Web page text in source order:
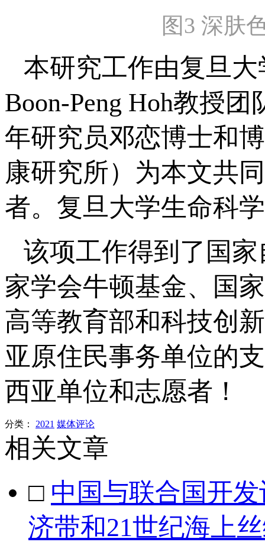
图3 深肤
本研究工作由复旦
Boon-Peng Hoh教授
年研究员邓恋博士和
康研究所）为本文共
者。复旦大学生命科
该项工作得到了国
家学会牛顿基金、国
高等教育部和科技创
亚原住民事务单位的
西亚单位和志愿者！
分类： 2021 媒体评论
相关文章
□ 中国与联合国开
济带和21世纪海上